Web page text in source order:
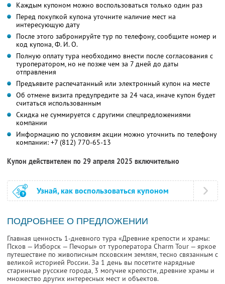
Каждым купоном можно воспользоваться только один раз
Перед покупкой купона уточните наличие мест на
интересующую дату
После этого забронируйте тур по телефону, сообщите номер и
код купона,Ф. И. О.
Полную оплату тура необходимо внести после согласования с
туроператором, но не позже чем за 7 дней до даты
отправления
Предъявите распечатанный или электронный купон на месте
Об отмене визита предупредите за 24 часа, иначе купон будет
считаться использованным
Скидка не суммируется с другими спецпредложениями
компании
Информацию по условиям акции можно уточнить по телефону
компании: +7 (812) 770-65-13
Купон действителен по 29 апреля 2025 включительно
Узнай, как воспользоваться купоном
ПОДРОБНЕЕ О ПРЕДЛОЖЕНИИ
Главная ценность 1-дневного тура «Древние крепости и храмы:
Псков — Изборск — Печоры» от туроператора Charm Tour — яркое
путешествие по живописным псковским землям, тесно связанным с
великой историей России. За 1 день вы посетите нарядные
старинные русские города, 3 могучие крепости, древние храмы и
множество других интересных мест и объектов.